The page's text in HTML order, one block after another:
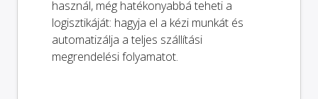
használ, még hatékonyabbá teheti a
logisztikáját: hagyja el a kézi munkát és
automatizálja a teljes szállítási
megrendelési folyamatot.